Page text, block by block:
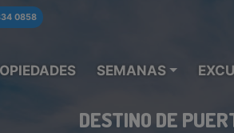
0858
SEMANAS
DESTINO DE